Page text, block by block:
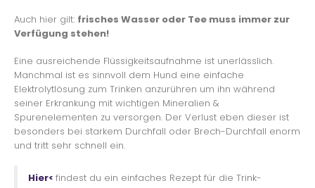
Auch hier gilt: frisches Wasser oder Tee muss immer zur
Verfügung stehen!
Eine ausreichende Flüssigkeitsaufnahme ist unerlässlich.
Manchmal ist es sinnvoll dem Hund eine einfache
Elektrolytlösung zum Trinken anzurühren um ihn während
seiner Erkrankung mit wichtigen Mineralien &
Spurenelementen zu versorgen. Der Verlust eben dieser ist
besonders bei starkem Durchfall oder Brech-Durchfall enorm
und tritt sehr schnell ein.
Hier< findest du ein einfaches Rezept für die Trink-